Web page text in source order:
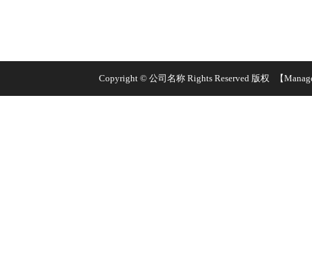
Copyright © 公司名称 Rights Reserved 版权 【